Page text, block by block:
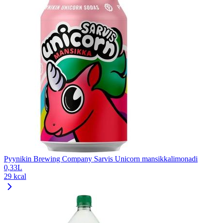
Pyynikin Brewing Company Sarvis Unicorn mansikkalimonadi
0,33L
29 kcal